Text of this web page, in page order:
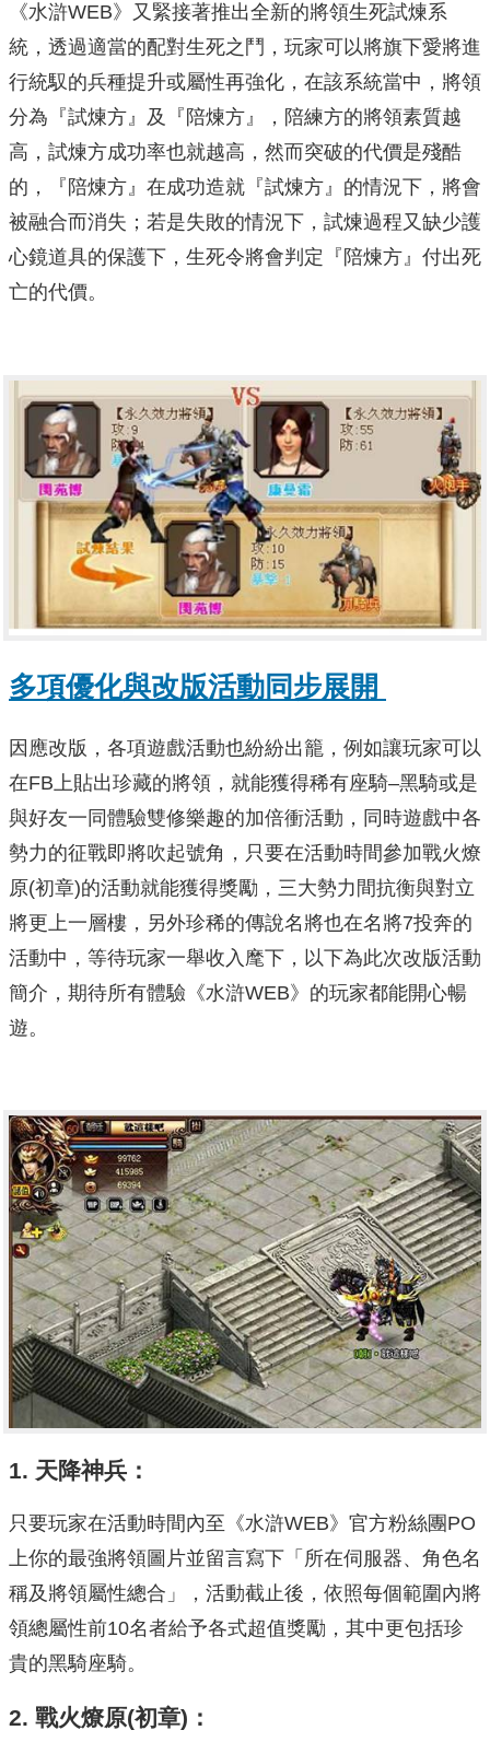
《水滸WEB》又緊接著推出全新的將領生死試煉系
統，透過適當的配對生死之鬥，玩家可以將旗下愛將進
行統馭的兵種提升或屬性再強化，在該系統當中，將領
分為『試煉方』及『陪煉方』，陪練方的將領素質越
高，試煉方成功率也就越高，然而突破的代價是殘酷
的，『陪煉方』在成功造就『試煉方』的情況下，將會
被融合而消失；若是失敗的情況下，試煉過程又缺少護
心鏡道具的保護下，生死令將會判定『陪煉方』付出死
亡的代價。
多項優化與改版活動同步展開
因應改版，各項遊戲活動也紛紛出籠，例如讓玩家可以
在FB上貼出珍藏的將領，就能獲得稀有座騎–黑騎或是
與好友一同體驗雙修樂趣的加倍衝活動，同時遊戲中各
勢力的征戰即將吹起號角，只要在活動時間參加戰火燎
原(初章)的活動就能獲得獎勵，三大勢力間抗衡與對立
將更上一層樓，另外珍稀的傳說名將也在名將7投奔的
活動中，等待玩家一舉收入麾下，以下為此次改版活動
簡介，期待所有體驗《水滸WEB》的玩家都能開心暢
遊。
1. 天降神兵 ：
只要玩家在活動時間內至《水滸WEB》官方粉絲團PO
上你的最強將領圖片並留言寫下「所在伺服器、角色名
稱及將領屬性總合」，活動截止後，依照每個範圍內將
領總屬性前10名者給予各式超值獎勵，其中更包括珍
貴的黑騎座騎。
2. 戰火燎原(初章)：